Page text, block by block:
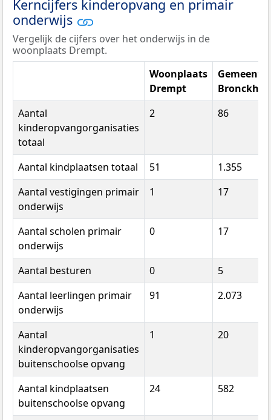
Kerncijfers kinderopvang en primair
onderwijs
Vergelijk de cijfers over het onderwijs in de
woonplaats Drempt.
Woonplaats
Drempt
Gemeente
Aantal
kinderopvangorganisaties
totaal
2 86
Aantal kindplaatsen totaal 51
1.355
Aantal vestigingen primair
onderwijs
1 17
Aantal scholen primair
onderwijs
0 17
Aantal besturen 0
5
Aantal leerlingen primair
onderwijs
91 2.073
Aantal
kinderopvangorganisaties
buitenschoolse opvang
1 20
Aantal kindplaatsen
buitenschoolse opvang
24 582